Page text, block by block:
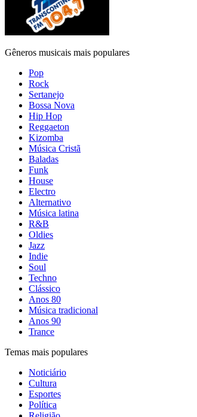
Gêneros musicais mais populares
Pop
Rock
Sertanejo
Bossa Nova
Hip Hop
Reggaeton
Kizomba
Música Cristã
Baladas
Funk
House
Electro
Alternativo
Música latina
R&B
Oldies
Jazz
Indie
Soul
Techno
Clássico
Anos 80
Música tradicional
Anos 90
Trance
Temas mais populares
Noticiário
Cultura
Esportes
Política